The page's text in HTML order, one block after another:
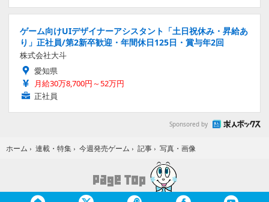
ゲーム向けUIデザイナーアシスタント「土日祝休み・昇給あ
り」正社員/第2新卒歓迎・年間休日125日・賞与年2回
株式会社大斗
愛知県
月給30万8,700円～52万円
正社員
Sponsored by
ホーム › 連載・特集 › 今週発売ゲーム › 記事 › 写真・画像